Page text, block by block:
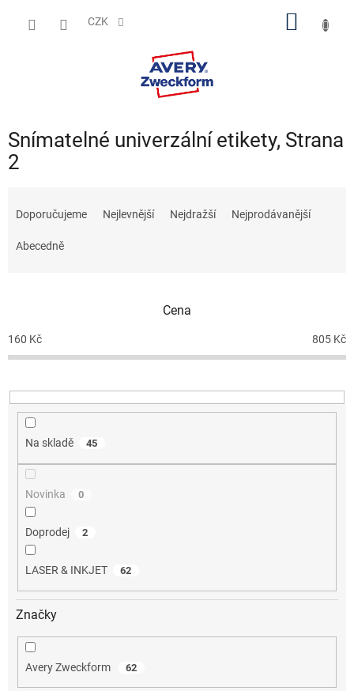
CZK
Snímatelné univerzální etikety, Strana
2
o
d
k
t
Doporučujeme Nejlevnější Nejdražší Nejprodávanější
Abecedně
Cena
160 Kč 805 Kč
Na skladě 45
Novinka 0
Doprodej 2
LASER & INKJET 62
Značky
Avery Zweckform 62